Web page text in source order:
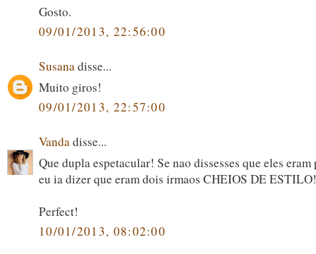
Gosto.
09/01/2013, 22:56:00
Susanadisse...
Muito giros!
09/01/2013, 22:57:00
Vandadisse...
Que dupla espetacular! Se nao dissesses que eles
eu ia dizer que eram dois irmaos CHEIOS DE
Perfect!
10/01/2013, 08:02:00